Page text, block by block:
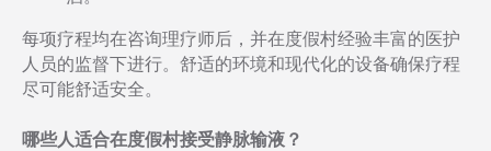
每项疗程均在咨询理疗师后，并在度假村经验丰富的医护
人员的监督下进行。舒适的环境和现代化的设备确保疗程
尽可能舒适安全。
哪些人适合在度假村接受静脉输液？